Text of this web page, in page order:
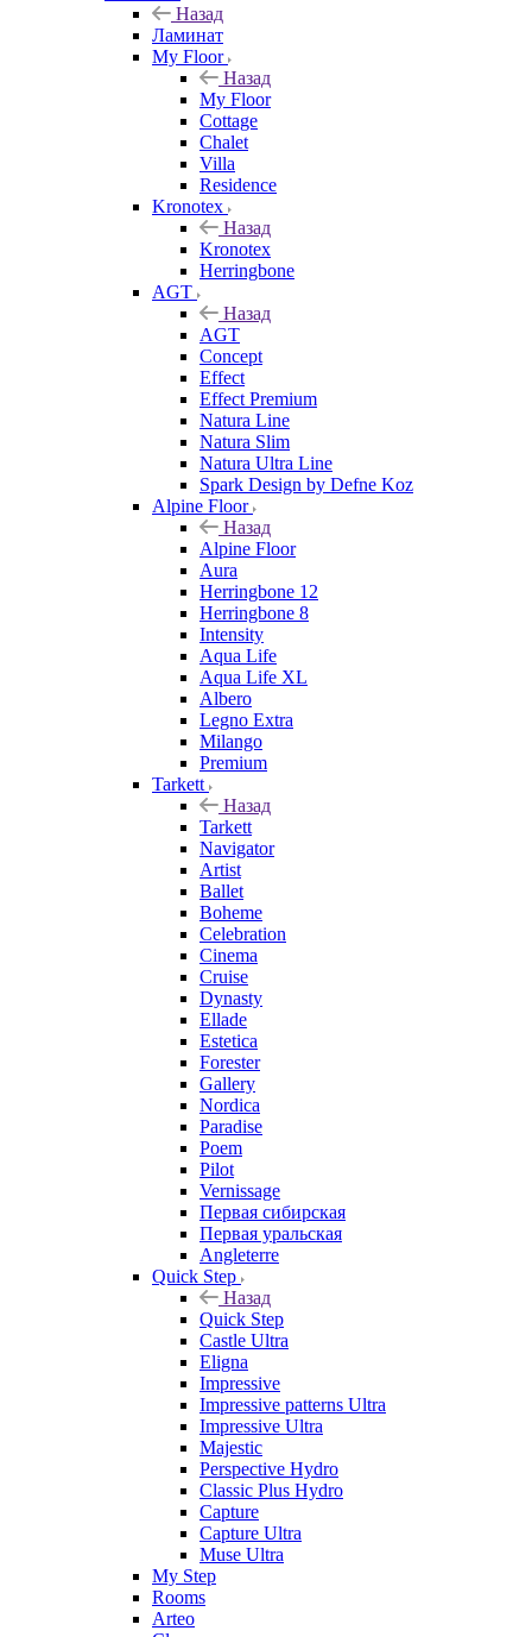
Назад
Ламинат
My Floor
Назад
My Floor
Cottage
Chalet
Villa
Residence
Kronotex
Назад
Kronotex
Herringbone
AGT
Назад
AGT
Concept
Effect
Effect Premium
Natura Line
Natura Slim
Natura Ultra Line
Spark Design by Defne Koz
Alpine Floor
Назад
Alpine Floor
Aura
Herringbone 12
Herringbone 8
Intensity
Aqua Life
Aqua Life XL
Albero
Legno Extra
Milango
Premium
Tarkett
Назад
Tarkett
Navigator
Artist
Ballet
Boheme
Celebration
Cinema
Cruise
Dynasty
Ellade
Estetica
Forester
Gallery
Nordica
Paradise
Poem
Pilot
Vernissage
Первая сибирская
Первая уральская
Angleterre
Quick Step
Назад
Quick Step
Castle Ultra
Eligna
Impressive
Impressive patterns Ultra
Impressive Ultra
Majestic
Perspective Hydro
Classic Plus Hydro
Capture
Capture Ultra
Muse Ultra
My Step
Rooms
Arteo